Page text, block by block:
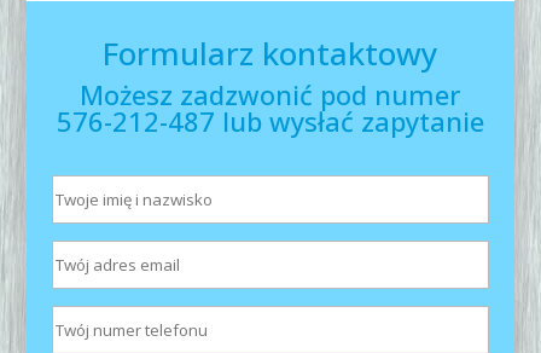
Formularz kontaktowy
Możesz zadzwonić pod numer
576-212-487 lub wysłać zapytanie